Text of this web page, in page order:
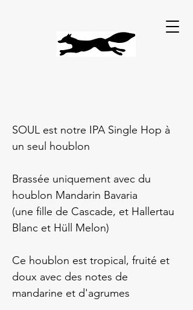
SOUL est notre IPA Single Hop à
un seul houblon
Brassée uniquement avec du
houblon Mandarin Bavaria
(une fille de Cascade, et Hallertau
Blanc et Hüll Melon)
Ce houblon est tropical, fruité et
doux avec des notes de
mandarine et d'agrumes